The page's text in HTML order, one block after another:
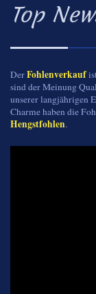
Top
DerFohlenverkauf
sind der Meinung
unserer langjährigen
Charme haben die
Hengstfohlen.